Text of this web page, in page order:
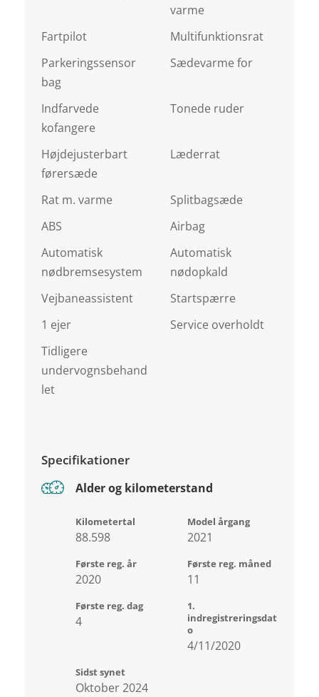
varme
Fartpilot
Multifunktionsrat
Parkeringssensor
bag
Sædevarme for
Indfarvede
kofangere
Tonede ruder
Højdejusterbart
førersæde
Læderrat
Rat m. varme
Splitbagsæde
ABS
Airbag
Automatisk
nødbremsesystem
Automatisk
nødopkald
Vejbaneassistent
Startspærre
1 ejer
Service overholdt
Tidligere
undervognsbehand
let
Specifikationer
Alder og kilometerstand
Kilometertal
88.598
Model årgang
2021
Første reg. år
2020
Første reg. måned
11
Første reg. dag
4
1.
indregistreringsdat
o
4/11/2020
Sidst synet
Oktober 2024